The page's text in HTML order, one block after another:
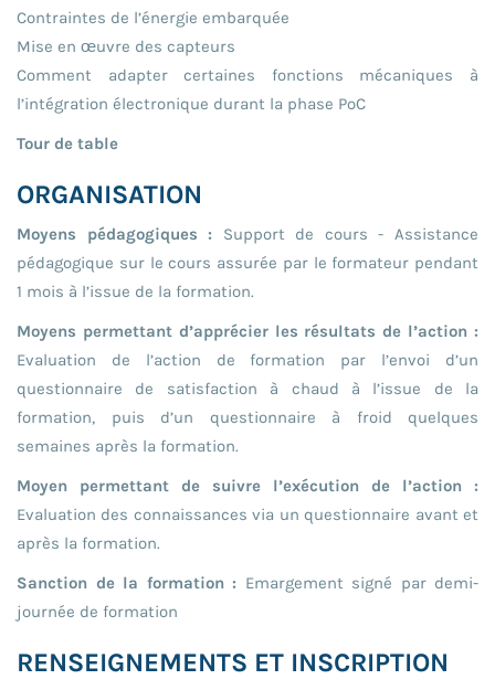
Contraintes de l’énergie embarquée
Mise en œuvre des capteurs
Comment adapter certaines fonctions mécaniques à
l’intégration électronique durant la phase PoC
Tour de table
ORGANISATION
Moyens pédagogiques : Support de cours - Assistance
pédagogique sur le cours assurée par le formateur pendant
1 mois à l’issue de la formation.
Moyens permettant d’apprécier les résultats de l’action :
Evaluation de l’action de formation par l’envoi d’un
questionnaire de satisfaction à chaud à l’issue de la
formation, puis d’un questionnaire à froid quelques
semaines après la formation.
Moyen permettant de suivre l’exécution de l’action :
Evaluation des connaissances via un questionnaire avant et
après la formation.
Sanction de la formation : Emargement signé par demi-
journée de formation
RENSEIGNEMENTS ET INSCRIPTION